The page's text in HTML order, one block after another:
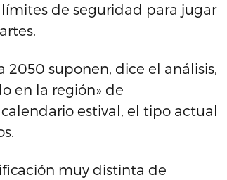
límites de seguridad para jugar
2050 suponen, dice el análisis,
en la región» de
estival, el tipo actual
muy distinta de